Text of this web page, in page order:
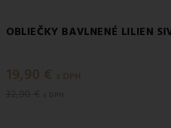
OBLIEČKY BAVLNENÉ LILIEN
19,90 € s DPH